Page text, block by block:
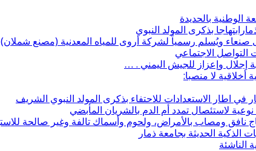
الوطنية بالحديدة
بذكرى المولد النبوي
صنعاء ويُسلم رسمياً لشركة أروى للمياه المعدنية (مصنع شملان)
الاجتماعي
إجلال وإعزاز للجيش اليمني . …
لا منصبا:
اطار الاستعدادات للاحتفاء بذكرى المولد النبوي الشريف
لاستئصال تمدد أم الدم بالشريان المأبضي
الذكية الحديثة بجامعة ذمار
الناشئة